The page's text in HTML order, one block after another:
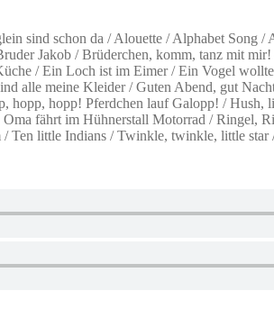
sind schon da / Alouette / Alphabet Song /
Jakob / Brüderchen, komm, tanz mit
/ Ein Loch ist im Eimer / Ein Vogel
alle meine Kleider / Guten Abend, gut
hopp! Pferdchen lauf Galopp! / Hush,
fährt im Hühnerstall Motorrad / Ringel,
Ten little Indians / Twinkle, twinkle, little